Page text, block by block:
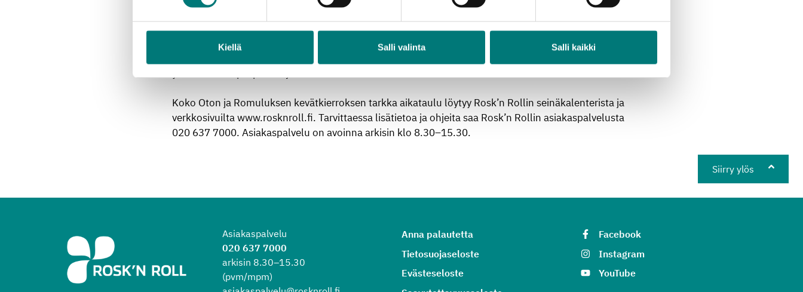
Kiellä Salli valinta Salli kaikki
pysähdyspaikalle ennen autojen tuloa.
Koko Oton ja Romuluksen kevätkierroksen tarkka aikataulu löytyy Rosk’n Rollin seinäkalenterista ja
verkkosivuilta www.rosknroll.fi. Tarvittaessa lisätietoa ja ohjeita saa Rosk’n Rollin asiakaspalvelusta
020 637 7000. Asiakaspalvelu on avoinna arkisin klo 8.30–15.30.
Siirry ylös
Asiakaspalvelu
020 637 7000
arkisin 8.30–15.30
(pvm/mpm)
Anna palautetta
Tietosuojaseloste
Evästeseloste
Facebook
Instagram
YouTube